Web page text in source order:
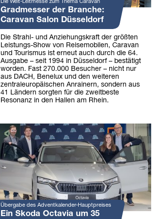
Die Welt-Leitmesse zum Thema Caravan
Gradmesser der Branche:
Caravan Salon Düsseldorf
Die Strahl- und Anziehungskraft der größten
Leistungs-Show von Reisemobilen, Caravan
und Tourismus ist erneut auch durch die 64.
Ausgabe – seit 1994 in Düsseldorf – bestätigt
worden. Fast 270.000 Besucher – nicht nur
aus DACH, Benelux und den weiteren
zentraleuropäischen Anrainern, sondern aus
41 Ländern sorgten für die zweitbeste
Resonanz in den Hallen am Rhein.
Übergabe des Adventkalender-Hauptpreises
Ein Skoda Octavia um 35